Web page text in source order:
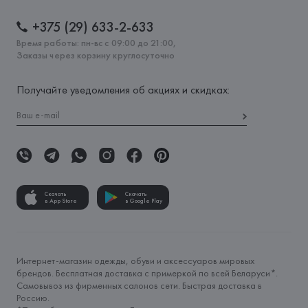
+375 (29) 633-2-633
Время работы: пн-вс с 09:00 до 21:00,
Заказы через корзину круглосуточно
Получайте уведомления об акциях и скидках:
Скачать
в App Store
Скачать
в Google Play
Интернет-магазин одежды, обуви и аксессуаров мировых
брендов. Бесплатная доставка с примеркой по всей Беларуси*.
Самовывоз из фирменных салонов сети. Быстрая доставка в
Россию.